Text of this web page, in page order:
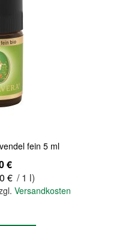
fein 5 ml
€
€ / 1 l)
Versandkosten